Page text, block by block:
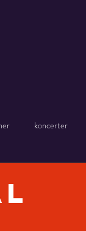
koncerter